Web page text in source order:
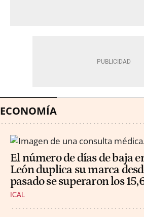
ECONOMÍA
El número de días de baja
León duplica su marca
pasado se superaron los
ICAL